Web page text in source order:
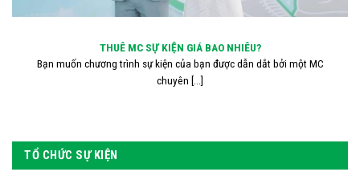
TỔ CHỨC SỰ KIỆN
THUÊ MC SỰ KIỆN GIÁ BAO NHIÊU?
Bạn muốn chương trình sự kiện của bạn được dẫn dắt bởi một MC
chuyên [...]